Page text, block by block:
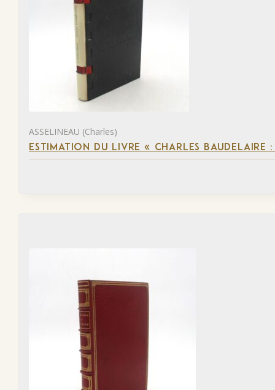
ASSELINEAU (Charles)
ESTIMATION DU LIVRE « CHARLES BAUDELAIRE